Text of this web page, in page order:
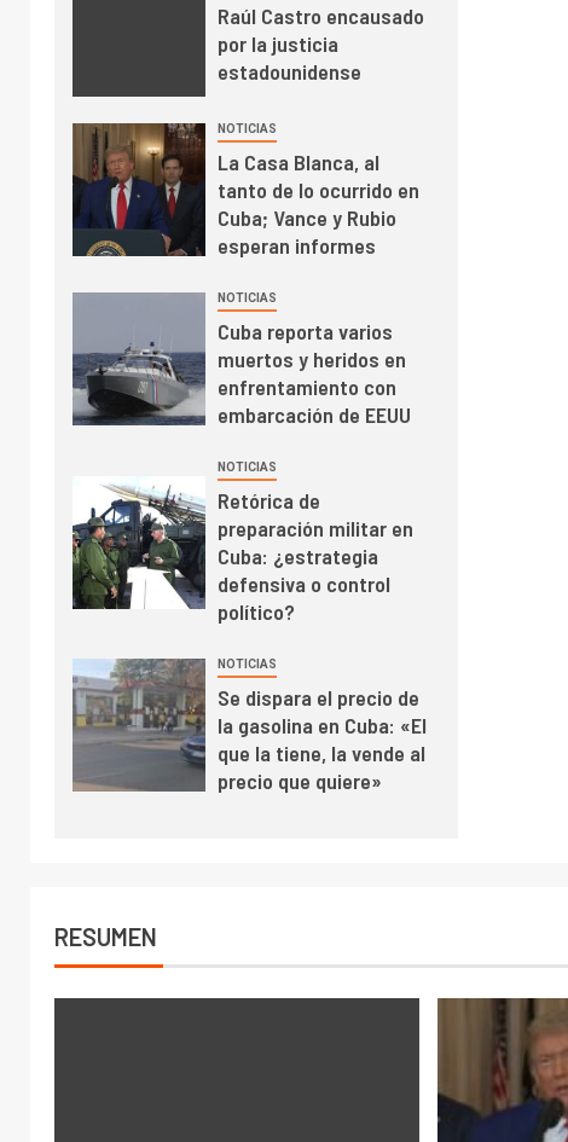
Raúl Castro encausado
por la justicia
estadounidense
NOTICIAS
La Casa Blanca, al
tanto de lo ocurrido en
Cuba; Vance y Rubio
esperan informes
NOTICIAS
Cuba reporta varios
muertos y heridos en
enfrentamiento con
embarcación de EEUU
NOTICIAS
Retórica de
preparación militar en
Cuba: ¿estrategia
defensiva o control
político?
NOTICIAS
Se dispara el precio de
la gasolina en Cuba: «El
que la tiene, la vende al
precio que quiere»
RESUMEN